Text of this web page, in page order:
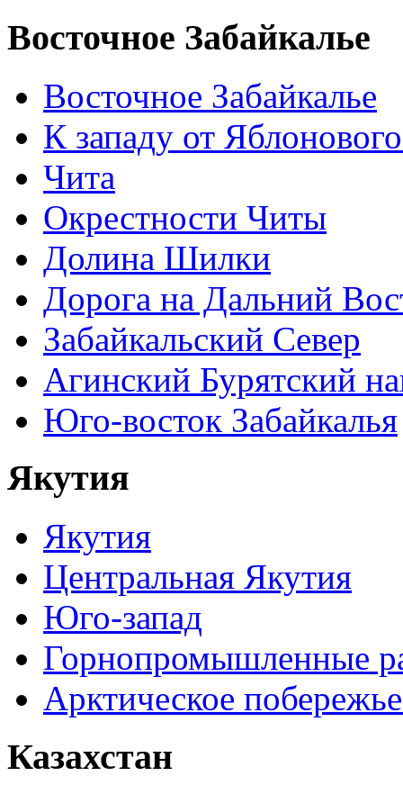
Восточное Забайкалье
Восточное Забайкалье
К западу от
Чита
Окрестности Читы
Долина Шилки
Дорога на Дальний
Забайкальский Север
Агинский Бурятский
Юго-восток Забайкалья
Якутия
Якутия
Центральная Якутия
Юго-запад
Горнопромышленные
Арктическое
Казахстан